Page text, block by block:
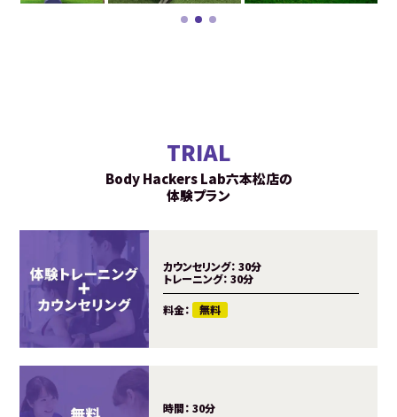
TRIAL
Body Hackers Lab六本松店の
体験プラン
カウンセリング： 30分
トレーニング： 30分
料金： 無料
時間： 30分